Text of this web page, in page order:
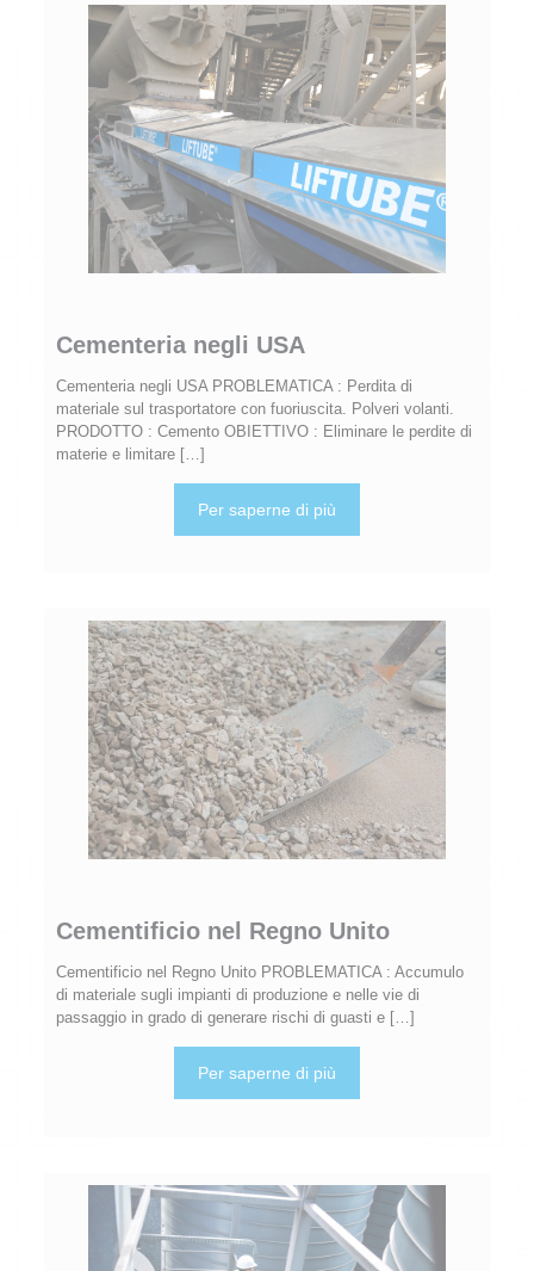
Cementeria negli USA
Cementeria negli USA PROBLEMATICA : Perdita di
materiale sul trasportatore con fuoriuscita. Polveri volanti.
PRODOTTO : Cemento OBIETTIVO : Eliminare le perdite di
materie e limitare[…]
Per saperne di più
Cementificio nel Regno Unito
Cementificio nel Regno Unito PROBLEMATICA : Accumulo
di materiale sugli impianti di produzione e nelle vie di
passaggio in grado di generare rischi di guasti e[…]
Per saperne di più